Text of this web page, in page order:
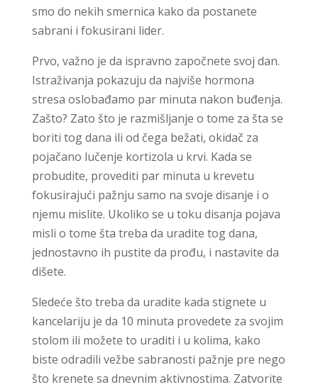
smo do nekih smernica kako da postanete
sabrani i fokusirani lider.
Prvo, važno je da ispravno započnete svoj dan.
Istraživanja pokazuju da najviše hormona
stresa oslobađamo par minuta nakon buđenja.
Zašto? Zato što je razmišljanje o tome za šta se
boriti tog dana ili od čega bežati, okidač za
pojačano lučenje kortizola u krvi. Kada se
probudite, provediti par minuta u krevetu
fokusirajući pažnju samo na svoje disanje i o
njemu mislite. Ukoliko se u toku disanja pojava
misli o tome šta treba da uradite tog dana,
jednostavno ih pustite da prođu, i nastavite da
dišete.
Sledeće što treba da uradite kada stignete u
kancelariju je da 10 minuta provedete za svojim
stolom ili možete to uraditi i u kolima, kako
biste odradili vežbe sabranosti pažnje pre nego
što krenete sa dnevnim aktivnostima. Zatvorite